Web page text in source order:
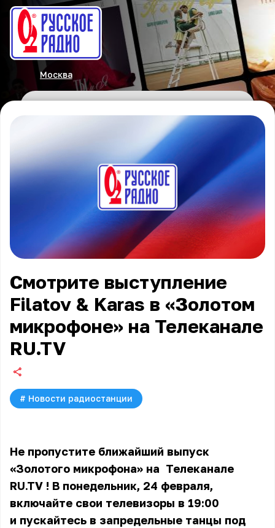
Москва
Смотрите выступление
Filatov & Karas в «Золотом
микрофоне» на Телеканале
RU.TV
# Новости радиостанции
Не пропустите ближайший выпуск
«Золотого микрофона» на Телеканале
RU.TV ! В понедельник, 24 февраля,
включайте свои телевизоры в 19:00
и пускайтесь в запредельные танцы под